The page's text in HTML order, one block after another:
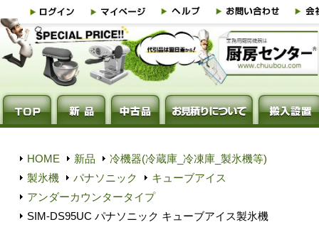
HOME 新品
冷機器(冷蔵庫_冷凍庫_製氷機等)
製氷機
パナソニック
キューブアイス
アンダーカウンタータイプ
SIM-DS95UC パナソニック キューブアイス製氷機